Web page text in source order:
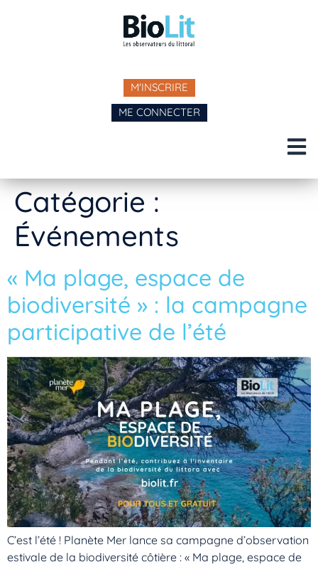
M'INSCRIRE
ME CONNECTER
Catégorie :
Événements
« Ma plage, espace de
biodiversité » : la campagne
participative de l’été
C’est l’été ! Planète Mer lance sa campagne d’observation
estivale de la biodiversité côtière : « Ma plage, espace de